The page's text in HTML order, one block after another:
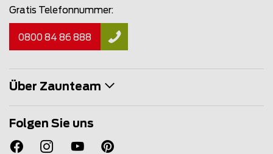
Gratis Telefonnummer:
0800 84 86 888
Über Zaunteam
Folgen Sie uns